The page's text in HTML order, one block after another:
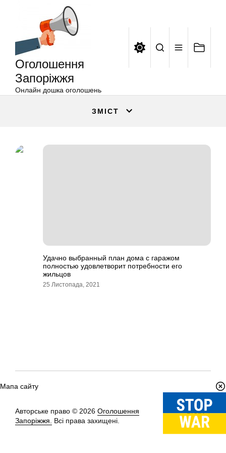
Оголошення
Запоріжжя
Онлайн дошка оголошень
ЗМІСТ
Удачно выбранный план дома с гаражом
полностью удовлетворит потребности его
жильцов
25 Листопада, 2021
Мапа сайту
Авторське право © 2026 Оголошення
Запоріжжя.
Всі права захищені.
Вгору